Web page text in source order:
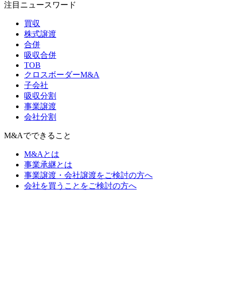
注目ニュースワード
買収
株式譲渡
合併
吸収合併
TOB
クロスボーダーM&A
子会社
吸収分割
事業譲渡
会社分割
M&Aでできること
M&Aとは
事業承継とは
事業譲渡・会社譲渡をご検討の方へ
会社を買うことをご検討の方へ